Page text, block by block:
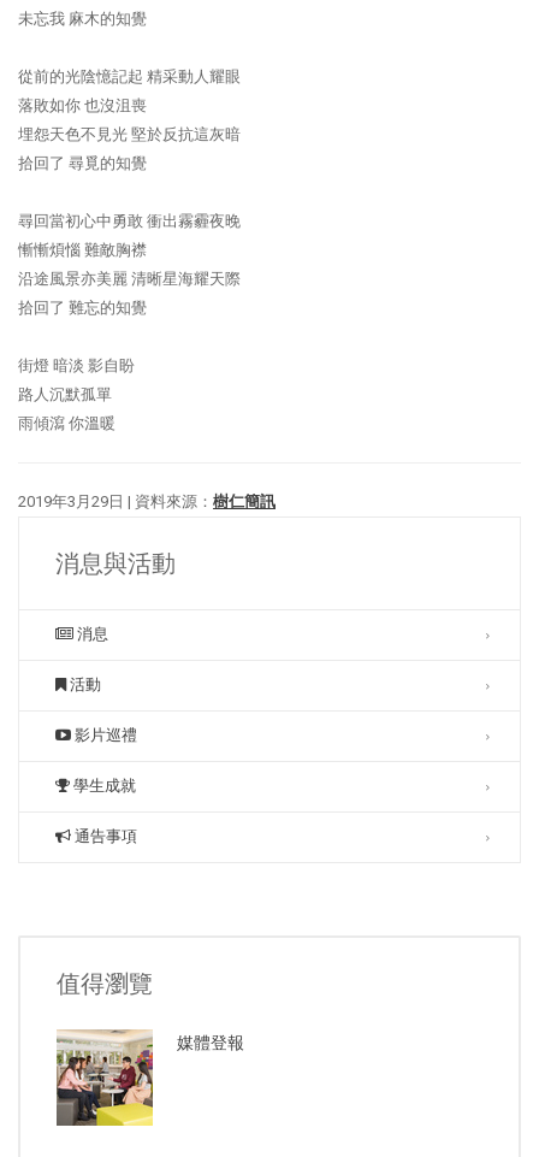
未忘我 麻木的知覺
從前的光陰憶記起 精采動人耀眼
落敗如你 也沒沮喪
埋怨天色不見光 堅於反抗這灰暗
拾回了 尋覓的知覺
尋回當初心中勇敢 衝出霧霾夜晚
慚慚煩惱 難敵胸襟
沿途風景亦美麗 清晰星海耀天際
拾回了 難忘的知覺
街燈 暗淡 影自盼
路人沉默孤單
雨傾瀉 你溫暖
2019年3月29日 | 資料來源： 樹仁簡訊
消息與活動
消息
活動
影片巡禮
學生成就
通告事項
值得瀏覽
媒體登報